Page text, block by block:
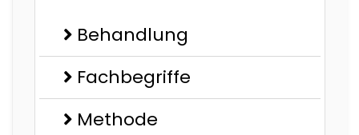
Behandlung
Fachbegriffe
Methode